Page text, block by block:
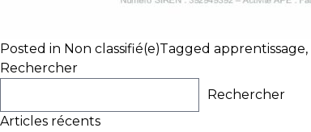
Posted in Non classifié(e)Tagged apprentissage,
Rechercher
Rechercher
Articles récents